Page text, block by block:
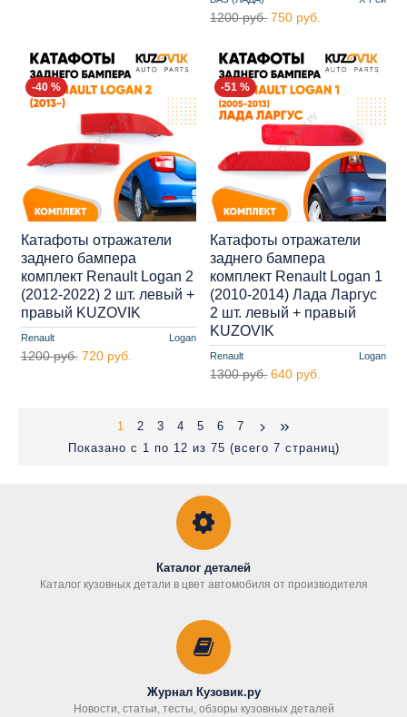
1200 руб. 750 руб.
-40 %
Renault Logan
Катафоты отражатели
заднего бампера
комплект Renault Logan 2
(2012-2022) 2 шт. левый +
правый KUZOVIK
1200 руб. 720 руб.
-51 %
Renault Logan
Катафоты отражатели
заднего бампера
комплект Renault Logan 1
(2010-2014) Лада Ларгус
2 шт. левый + правый
KUZOVIK
1300 руб. 640 руб.
1 2 3 4 5 6
7
Показано с 1 по 12 из 75 (всего 7 страниц)
Каталог деталей
Каталог кузовных детали в цвет автомобиля от производителя
Журнал Кузовик.ру
Новости, статьи, тесты, обзоры кузовных деталей